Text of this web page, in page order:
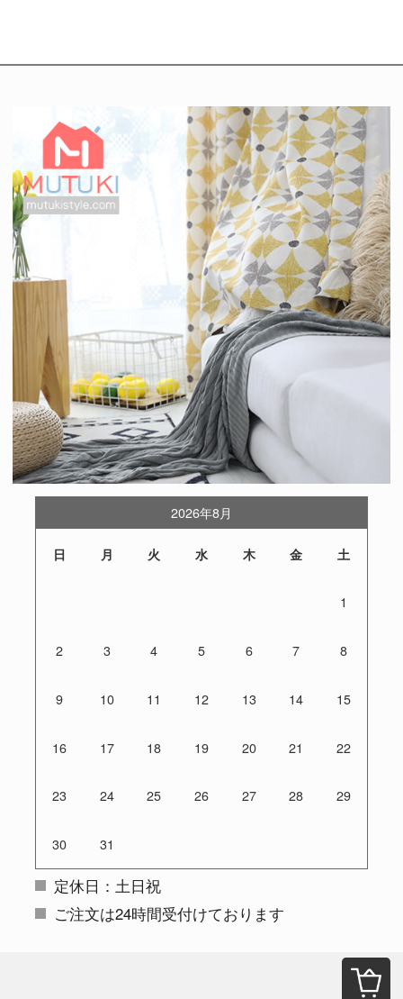
2026年8月
日 月 火 水 木 金 土
1
2 3 4 5 6 7 8
9 10 11 12 13 14 15
16 17 18 19 20 21 22
23 24 25 26 27 28 29
30 31
定休日：土日祝
ご注文は24時間受付けております